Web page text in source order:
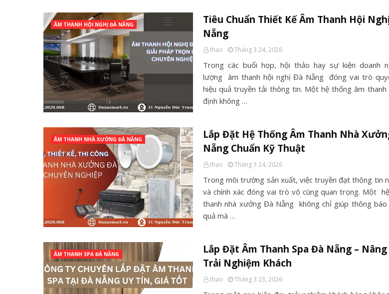
ÂM THANH HỘI NGHỊ ĐÀ NẴNG
Tiêu Chuẩn Thiết Kế Âm Thanh Hội
Nẵng
thao Tháng 3 24, 2026
Trong các buổi họp, hội thảo hay sự kiện doanh
lượng âm thanh hội nghị Đà Nẵng đóng vai trò
hiệu quả truyền tải thông tin. Một hệ thống âm thanh
định không …
ÂM THANH NHÀ XƯỞNG ĐÀ NẴNG
Lắp Đặt Hệ Thống Âm Thanh Nhà
Nẵng Chuẩn Kỹ Thuật
thao Tháng 3 24, 2026
Trong môi trường sản xuất, việc truyền đạt thông tin
và chính xác đóng vai trò vô cùng quan trọng. Một
thanh nhà xưởng Đà Nẵng không chỉ giúp thông báo
quả mà …
ÂM THANH SPA ĐÀ NẴNG
Lắp Đặt Âm Thanh Spa Đà Nẵng – Nâng
Trải Nghiệm Khách
thao Tháng 3 23, 2026